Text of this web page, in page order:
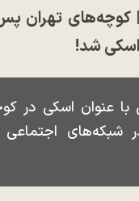
کوچه‌های تهران
شد!
با عنوان اسکی در
شبکه‌های اجتماعی